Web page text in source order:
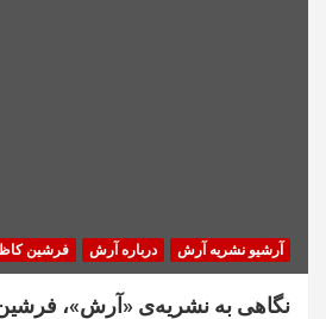
آرشیو نشریه آرش درباره آرش فرشین
نگاهی به نشریه‌ی «آرش»،